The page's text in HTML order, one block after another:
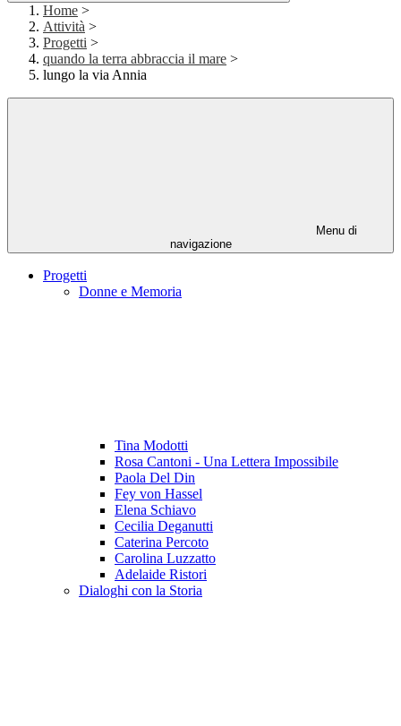
Home >
Attività >
Progetti >
quando la terra abbraccia il mare >
lungo la via Annia
Menu di
navigazione
Progetti
Donne e Memoria
Tina Modotti
Rosa Cantoni - Una Lettera Impossibile
Paola Del Din
Fey von Hassel
Elena Schiavo
Cecilia Deganutti
Caterina Percoto
Carolina Luzzatto
Adelaide Ristori
Dialoghi con la Storia